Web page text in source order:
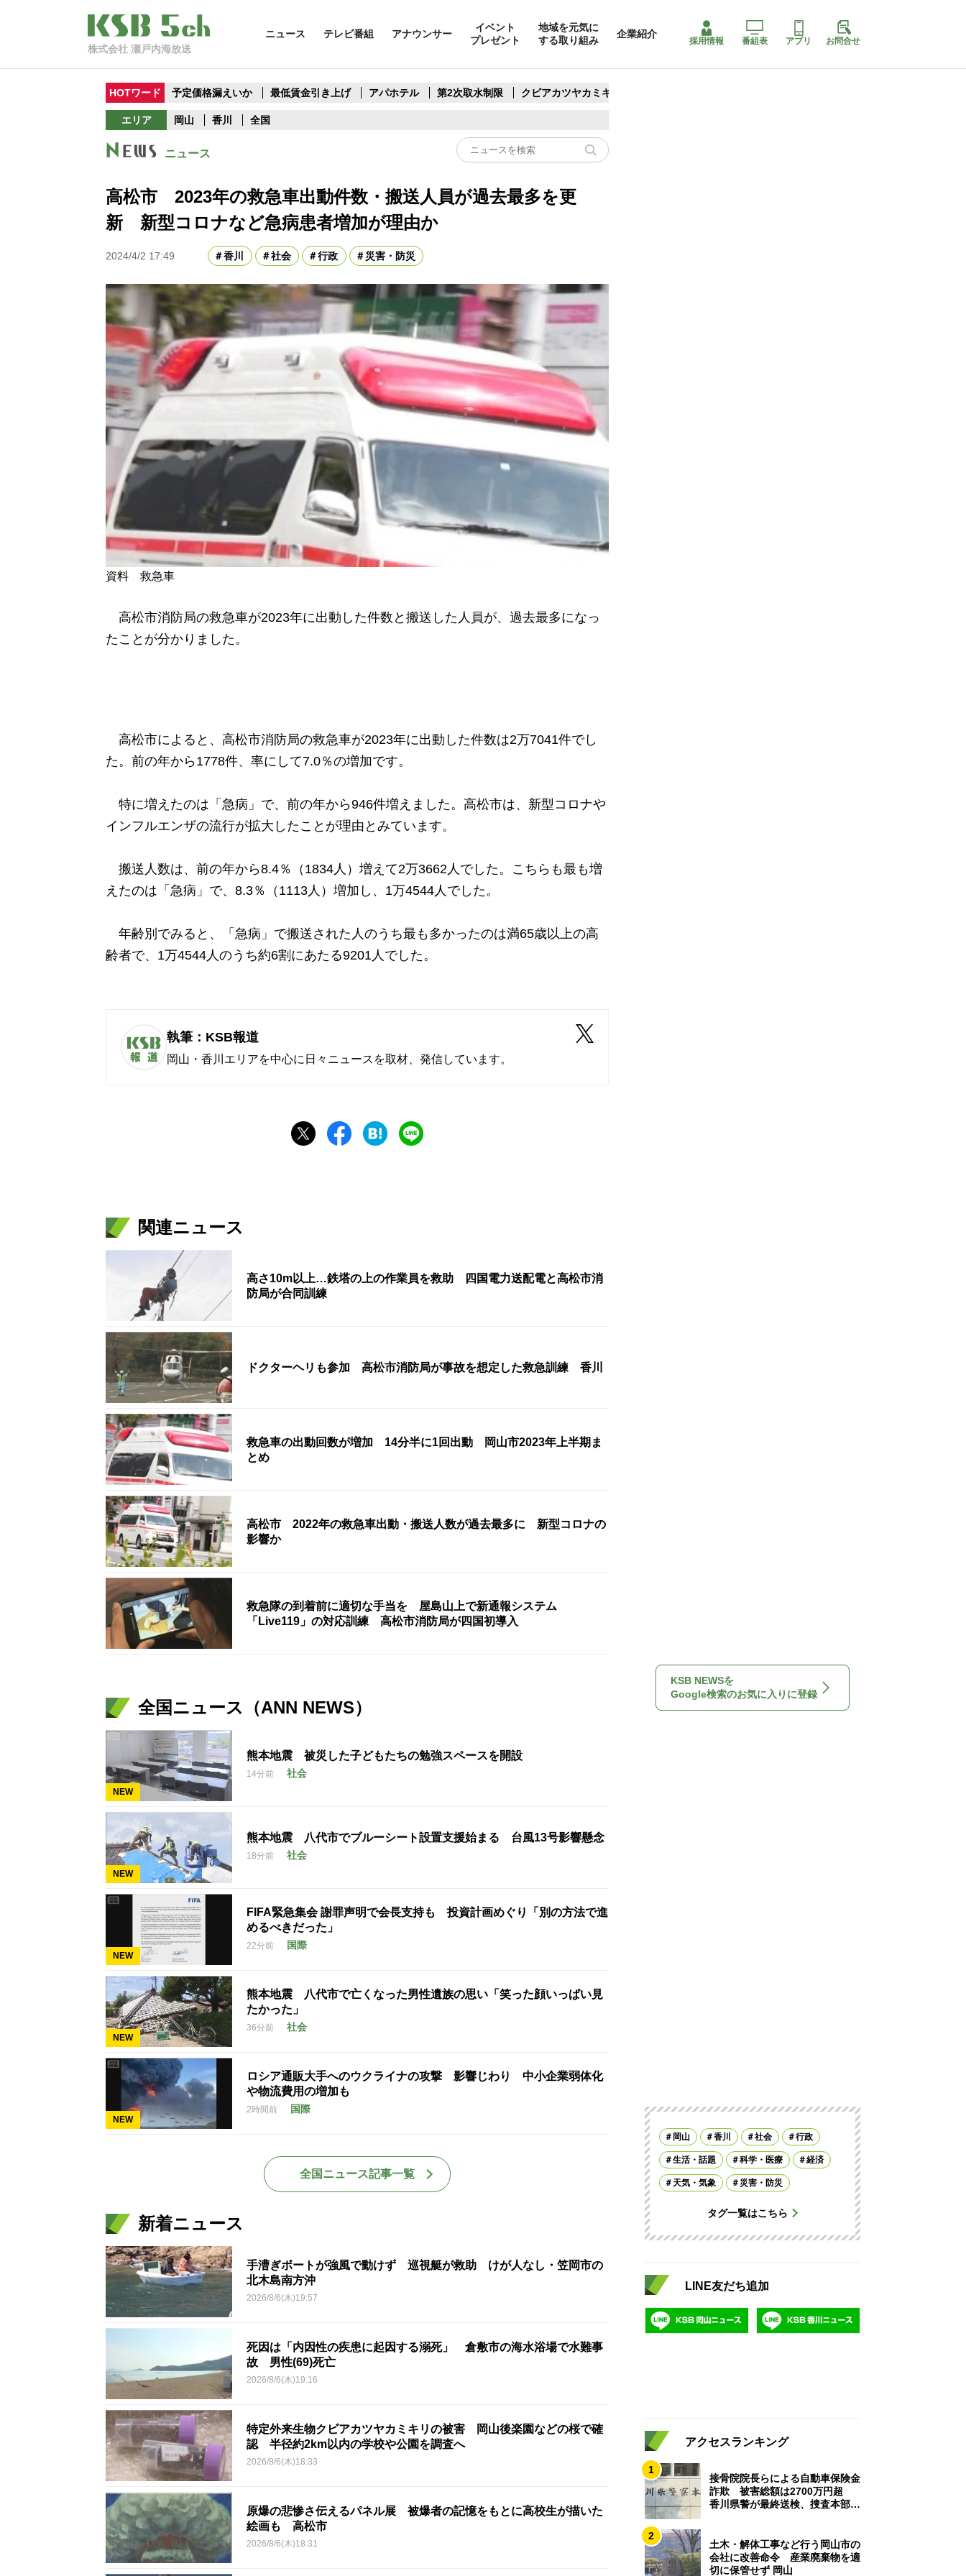
株式会社 瀬戸内海放送
ニュース テレビ番組 アナウンサー
イベント
プレゼント
地域を元気に
する取り組み
企業紹介
採用情報 番組表 アプリ お問合せ
HOTワード 予定価格漏えいか 最低賃金引き上げ アパホテル 第2次取水制限 クビアカツヤカミキリ
エリア 岡山 香川 全国
ニュース
高松市 2023年の救急車出動件数・搬送人員が過去最多を更
新 新型コロナなど急病患者増加が理由か
2024/4/2 17:49 香川 社会 行政 災害・防災
資料 救急車
高松市消防局の救急車が2023年に出動した件数と搬送した人員が、過去最多になっ
たことが分かりました。
高松市によると、高松市消防局の救急車が2023年に出動した件数は2万7041件でし
た。前の年から1778件、率にして7.0％の増加です。
特に増えたのは「急病」で、前の年から946件増えました。高松市は、新型コロナや
インフルエンザの流行が拡大したことが理由とみています。
搬送人数は、前の年から8.4％（1834人）増えて2万3662人でした。こちらも最も増
えたのは「急病」で、8.3％（1113人）増加し、1万4544人でした。
年齢別でみると、「急病」で搬送された人のうち最も多かったのは満65歳以上の高
齢者で、 1万4544人のうち約6割にあたる9201人でした。
執筆：KSB報道
岡山・香川エリアを中心に日々ニュースを取材、発信しています。
関連ニュース
高さ10m以上…鉄塔の上の作業員を救助 四国電力送配電と高松市消
防局が合同訓練
ドクターヘリも参加 高松市消防局が事故を想定した救急訓練 香川
救急車の出動回数が増加 14分半に1回出動 岡山市2023年上半期ま
とめ
高松市 2022年の救急車出動・搬送人数が過去最多に 新型コロナの
影響か
救急隊の到着前に適切な手当を 屋島山上で新通報システム
「Live119」の対応訓練 高松市消防局が四国初導入
全国ニュース（ANN NEWS）
NEW
熊本地震 被災した子どもたちの勉強スペースを開設
14分前 社会
NEW
熊本地震 八代市でブルーシート設置支援始まる 台風13号影響懸念
18分前 社会
NEW
FIFA緊急集会 謝罪声明で会長支持も 投資計画めぐり「別の方法で進
めるべきだった」
22分前 国際
NEW
熊本地震 八代市で亡くなった男性遺族の思い「笑った顔いっぱい見
たかった」
36分前 社会
NEW
ロシア通販大手へのウクライナの攻撃 影響じわり 中小企業弱体化
や物流費用の増加も
2時間前 国際
全国ニュース記事一覧
新着ニュース
手漕ぎボートが強風で動けず 巡視艇が救助 けが人なし・笠岡市の
北木島南方沖
2026/8/6(木)19:57
死因は「内因性の疾患に起因する溺死」 倉敷市の海水浴場で水難事
故 男性(69)死亡
2026/8/6(木)19:16
特定外来生物クビアカツヤカミキリの被害 岡山後楽園などの桜で確
認 半径約2km以内の学校や公園を調査へ
2026/8/6(木)18:33
原爆の悲惨さ伝えるパネル展 被爆者の記憶をもとに高校生が描いた
絵画も 高松市
2026/8/6(木)18:31
KSB NEWSを
Google検索のお気に入りに登録
岡山 香川 社会 行政
生活・話題 科学・医療 経済
天気・気象 災害・防災
タグ一覧はこちら
LINE友だち追加
アクセスランキング
1
接骨院院長らによる自動車保険金
詐欺 被害総額は2700万円超
香川県警が最終送検、捜査本部解
2
土木・解体工事など行う岡山市の
会社に改善命令 産業廃棄物を適
切に保管せず 岡山